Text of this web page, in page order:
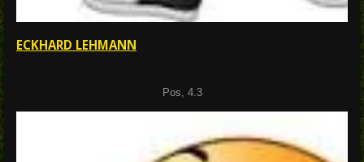
ECKHARD LEHMANN
Pos, 4.3